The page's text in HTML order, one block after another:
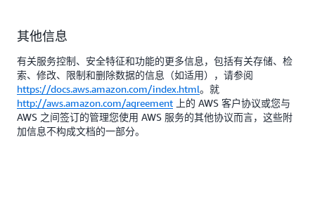
其他信息
有关服务控制、安全特征和功能的更多信息，包括有关存储、检
索、修改、限制和删除数据的信息（如适用），请参阅
https://docs.aws.amazon.com/index.html。就
http://aws.amazon.com/agreement 上的 AWS 客户协议或您与
AWS 之间签订的管理您使用 AWS 服务的其他协议而言，这些附
加信息不构成文档的一部分。